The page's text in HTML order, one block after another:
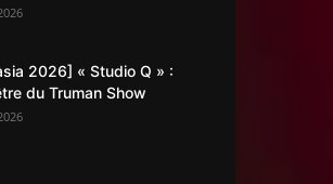
2026] « Studio Q » :
du Truman Show